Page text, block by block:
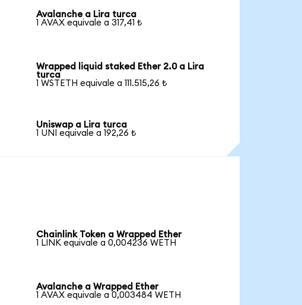
Avalanche a Lira turca
1 AVAX equivale a 317,41 ₺
Wrapped liquid staked Ether 2.0 a Lira
turca
1 WSTETH equivale a 111.515,26 ₺
Uniswap a Lira turca
1 UNI equivale a 192,26 ₺
Chainlink Token a Wrapped Ether
1 LINK equivale a 0,004236 WETH
Avalanche a Wrapped Ether
1 AVAX equivale a 0,003484 WETH